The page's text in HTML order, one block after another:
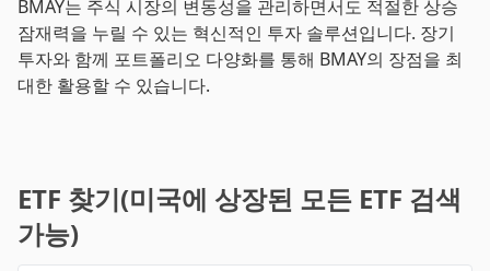
BMAY는 주식 시장의 변동성을 관리하면서도 적절한 상승
잠재력을 누릴 수 있는 혁신적인 투자 솔루션입니다. 장기
투자와 함께 포트폴리오 다양화를 통해 BMAY의 장점을 최
대한 활용할 수 있습니다.
ETF 찾기(미국에 상장된 모든 ETF 검색
가능)